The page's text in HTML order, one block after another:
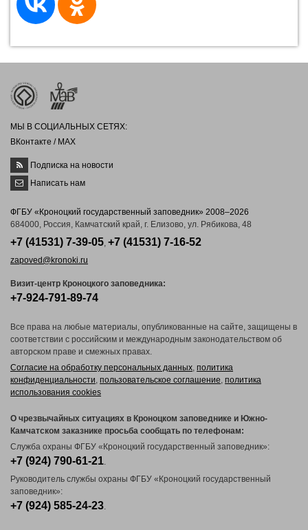
МЫ В СОЦИАЛЬНЫХ СЕТЯХ:
ВКонтакте / MAX
Подписка на новости
Написать нам
ФГБУ «Кроноцкий государственный заповедник» 2008–2026
684000, Россия, Камчатский край, г. Елизово, ул. Рябикова, 48
+7 (41531) 7-39-05, +7 (41531) 7-16-52
zapoved@kronoki.ru
Визит-центр Кроноцкого заповедника:
+7-924-791-89-74
Все права на любые материалы, опубликованные на сайте, защищены в
соответствии с российским и международным законодательством об
авторском праве и смежных правах.
Согласие на обработку персональных данных политика
конфиденциальности пользовательское соглашение политика
использования cookies
О чрезвычайных ситуациях в Кроноцком заповеднике и Южно-
Камчатском заказнике просьба сообщать по телефонам:
Служба охраны ФГБУ «Кроноцкий государственный заповедник»:
+7 (924) 790-61-21.
Руководитель службы охраны ФГБУ «Кроноцкий государственный
заповедник»:
+7 (924) 585-24-23.